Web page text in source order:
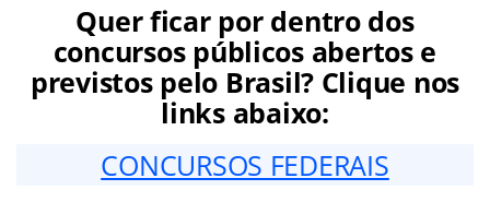
Quer ficar por dentro dos
concursos públicos abertos e
previstos pelo Brasil? Clique nos
links abaixo:
CONCURSOS FEDERAIS